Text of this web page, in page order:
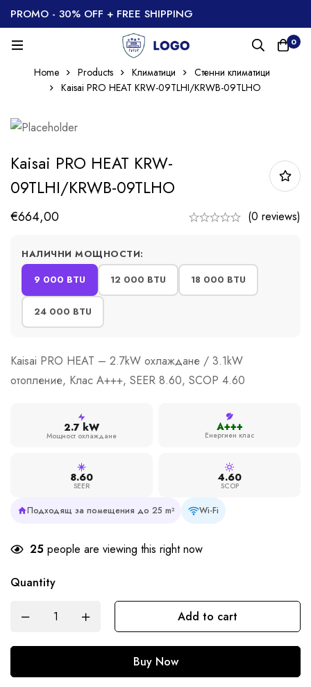
PROMO - 30% OFF + FREE SHIPPING
0
Home Products Климатици
Стенни климатици
Kaisai PRO HEAT KRW-09TLHI/KRWB-09TLHO
Kaisai PRO HEAT KRW-
09TLHI/KRWB-09TLHO
€664,00 (0 reviews)
НАЛИЧНИ МОЩНОСТИ:
9 000 BTU
12 000 BTU 18 000 BTU
24 000 BTU
Kaisai PRO HEAT – 2.7kW охлаждане / 3.1kW
отопление, Клас A+++, SEER 8.60, SCOP 4.60
2.7 kW
Мощност охлаждане
A+++
Енергиен клас
8.60
SEER
4.60
SCOP
Подходящ за помещения до 25 m² Wi-Fi
25 people are viewing this right now
Quantity
Add to cart
Buy Now